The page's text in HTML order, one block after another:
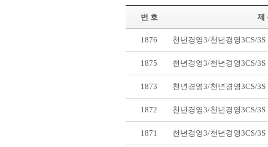
번 호 제
1876 천년경영3/천년경영3CS/
1875 천년경영3/천년경영3CS/
1873 천년경영3/천년경영3CS/
1872 천년경영3/천년경영3CS/
1871 천년경영3/천년경영3CS/